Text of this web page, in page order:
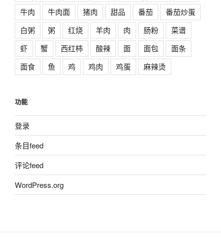
牛肉
牛肉面 猪肉 甜品 番茄
番茄炒蛋
白粥
粥 红烧 羊肉 肉 肠粉
菜谱
虾
蟹 西红柿 酸辣 面 面包
面条
面食
鱼 鸡 鸡肉 鸡蛋 麻辣烫
功能
登录
条目feed
评论feed
WordPress.org